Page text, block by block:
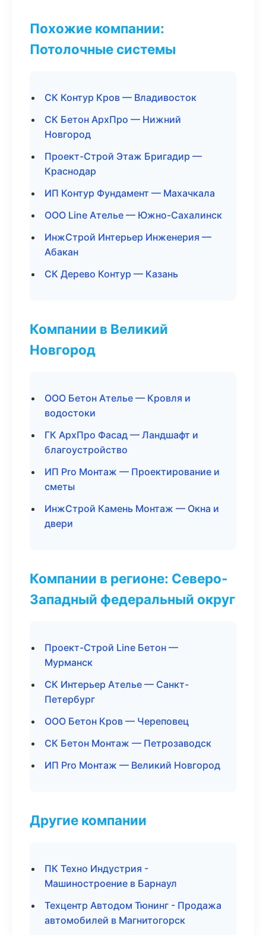
Похожие компании:
Потолочные системы
СК Контур Кров — Владивосток
СК Бетон АрхПро — Нижний
Новгород
Проект-Строй Этаж Бригадир —
Краснодар
ИП Контур Фундамент — Махачкала
ООО Line Ателье — Южно-Сахалинск
ИнжСтрой Интерьер Инженерия —
Абакан
СК Дерево Контур — Казань
Компании в Великий
Новгород
ООО Бетон Ателье — Кровля и
водостоки
ГК АрхПро Фасад — Ландшафт и
благоустройство
ИП Pro Монтаж — Проектирование и
сметы
ИнжСтрой Камень Монтаж — Окна и
двери
Компании в регионе: Северо-
Западный федеральный округ
Проект-Строй Line Бетон —
Мурманск
СК Интерьер Ателье — Санкт-
Петербург
ООО Бетон Кров — Череповец
СК Бетон Монтаж — Петрозаводск
ИП Pro Монтаж — Великий Новгород
Другие компании
ПК Техно Индустрия -
Машиностроение в Барнаул
Техцентр Автодом Тюнинг - Продажа
автомобилей в Магнитогорск